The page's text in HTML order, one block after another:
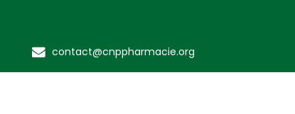
contact@cnppharmacie.org